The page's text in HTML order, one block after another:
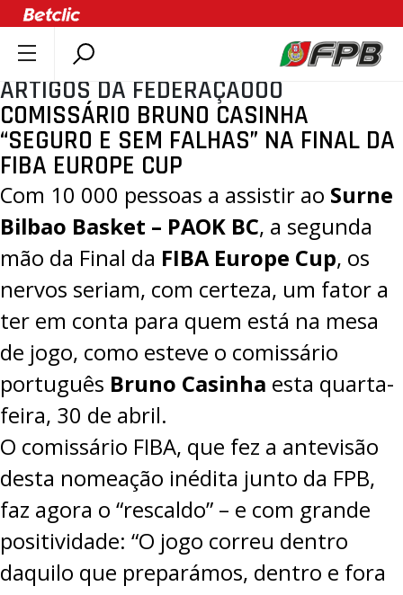
SOBRE A FPB
DOCUMENTOS
ÚLTIMAS
COMPETIÇÕES
ASSOCIAÇÕES
CLUBES
AGENTES
AGENDA
SELEÇÕES
MINIBASQUETE
ÁREA TÉCNICA
PROJETOS
LIGA BETCLIC MASCULINA
LIGA BETCLIC FEMININA
ARTIGOS DA FEDERAÇÃOOO
COMISSÁRIO BRUNO CASINHA
“SEGURO E SEM FALHAS” NA FINAL DA
FIBA EUROPE CUP
Com 10 000 pessoas a assistir ao Surne
Bilbao Basket – PAOK BC, a segunda
mão da Final da FIBA Europe Cup, os
nervos seriam, com certeza, um fator a
ter em conta para quem está na mesa
de jogo, como esteve o comissário
português Bruno Casinha esta quarta-
feira, 30 de abril.
O comissário FIBA, que fez a antevisão
desta nomeação inédita junto da FPB,
faz agora o “rescaldo” – e com grande
positividade: “O jogo correu dentro
daquilo que preparámos, dentro e fora